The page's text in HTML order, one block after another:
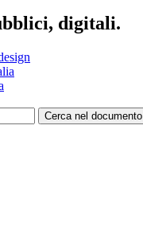
digitali.
Cerca nel documento